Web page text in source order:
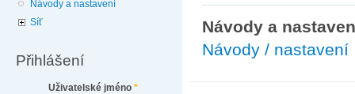
Návody a nastavení
Síť
Přihlášení
Uživatelské jméno *
Návody a
Návody / nastavení